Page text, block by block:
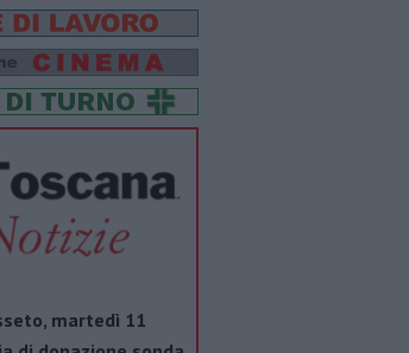
martedì 11